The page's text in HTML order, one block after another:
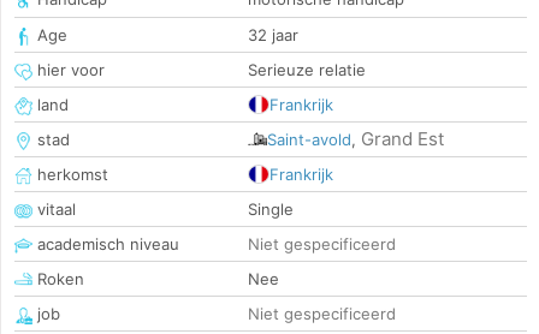
Age
32 jaar
hier voor
Serieuze relatie
land
Frankrijk
stad
Saint-avold, Grand Est
herkomst
Frankrijk
vitaal
Single
academisch niveau
Niet gespecificeerd
Roken
Nee
job
Niet gespecificeerd